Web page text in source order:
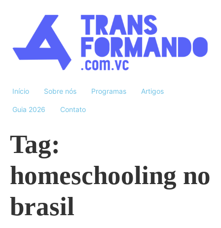
Início Sobre nós Programas Artigos
Guia 2026 Contato
Tag:
homeschooling no
brasil